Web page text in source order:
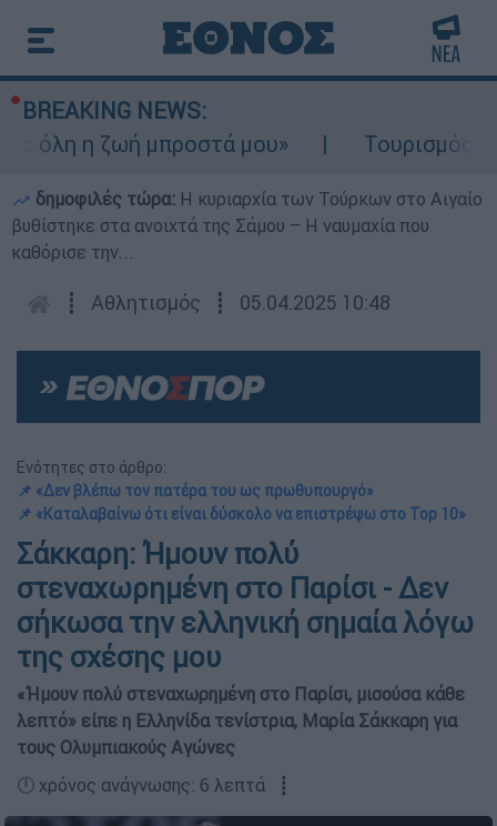
BREAKING NEWS:
η ζωή μπροστά μου»
Τουρισμός για
δημοφιλές τώρα: Η κυριαρχία των Τούρκων στο Αιγαίο
βυθίστηκε στα ανοιχτά της Σάμου – Η ναυμαχία που
καθόρισε την...
┋ Αθλητισμός ┋ 05.04.2025 10:48
Ενότητες στο άρθρο:
📌 «Δεν βλέπω τον πατέρα του ως πρωθυπουργό»
📌 «Καταλαβαίνω ότι είναι δύσκολο να επιστρέψω στο Top 10»
Σάκκαρη: Ήμουν πολύ
στεναχωρημένη στο Παρίσι - Δεν
σήκωσα την ελληνική σημαία λόγω
της σχέσης μου
«Ήμουν πολύ στεναχωρημένη στο Παρίσι, μισούσα κάθε
λεπτό» είπε η Ελληνίδα τενίστρια, Μαρία Σάκκαρη για
τους Ολυμπιακούς Αγώνες
🕛 χρόνος ανάγνωσης: 6 λεπτά ┋